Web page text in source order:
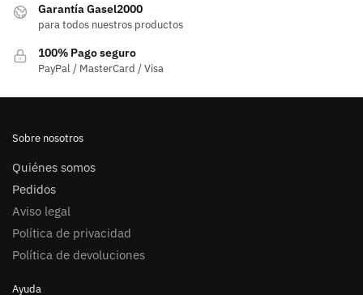
Garantía Gasel2000
para todos nuestros productos
100% Pago seguro
PayPal / MasterCard / Visa
Sobre nosotros
Quiénes somos
Pedidos
Aviso legal
Política de privacidad
Política de devoluciones
Ayuda